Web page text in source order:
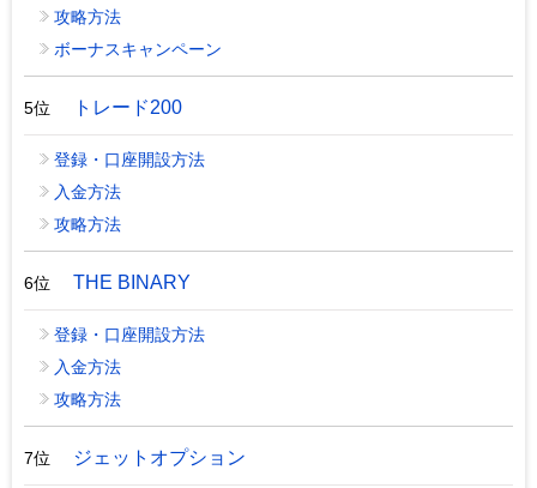
攻略方法
ボーナスキャンペーン
5位 トレード200
登録・口座開設方法
入金方法
攻略方法
6位 THE BINARY
登録・口座開設方法
入金方法
攻略方法
7位 ジェットオプション